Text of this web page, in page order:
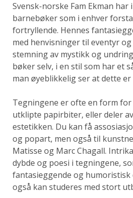
Svensk-norske Fam Ekman har
barnebøker som i enhver
fortryllende. Hennes
med henvisninger til eventyr
stemning av mystikk og
bøker selv, i en stil som har et
man øyeblikkelig ser at dette er
Tegningene er ofte en form for
utklipte papirbiter, eller deler
estetikken. Du kan få
og popart, men også til
Matisse og Marc Chagall.
dybde og poesi i tegningene,
fantasieggende og humoristisk
også kan studeres med stort